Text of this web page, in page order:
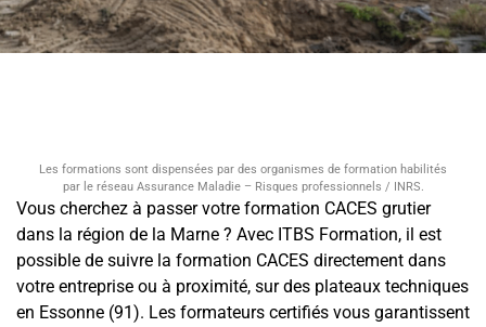
Les formations sont dispensées par des organismes de formation habilités
par le réseau Assurance Maladie – Risques professionnels / INRS.
Vous cherchez à passer votre formation CACES grutier
dans la région de la Marne ? Avec ITBS Formation, il est
possible de suivre la formation CACES directement dans
votre entreprise ou à proximité, sur des plateaux techniques
en Essonne (91). Les formateurs certifiés vous garantissent